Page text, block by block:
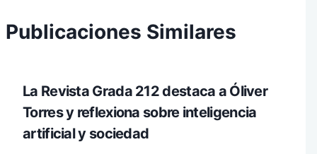
Publicaciones Similares
La Revista Grada 212 destaca a Óliver
Torres y reflexiona sobre inteligencia
artificial y sociedad